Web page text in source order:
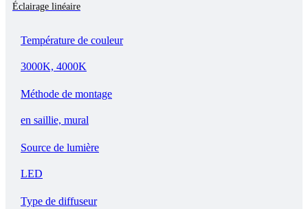
Éclairage linéaire
Température de couleur
3000K, 4000K
Méthode de montage
en saillie, mural
Source de lumière
LED
Type de diffuseur